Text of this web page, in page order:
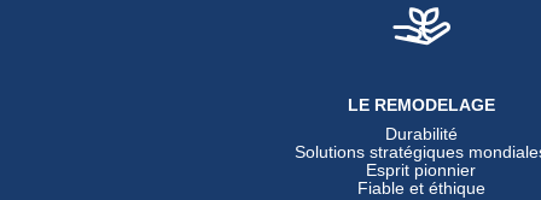
LE REMODELAGE
Durabilité
Solutions stratégiques
Esprit pionnier
Fiable et éthique